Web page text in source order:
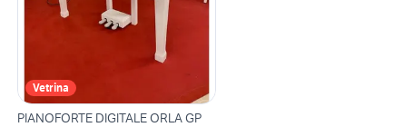
Vetrina
PIANOFORTE DIGITALE ORLA GP